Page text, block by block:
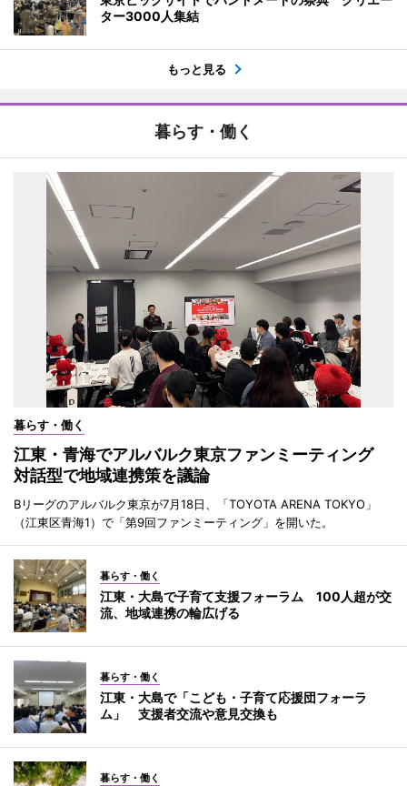
ター3000人集結
もっと見る
暮らす・働く
暮らす・働く
江東・青海でアルバルク東京ファンミーティング
対話型で地域連携策を議論
Bリーグのアルバルク東京が7月18日、「TOYOTA ARENA TOKYO」
（江東区青海1）で「第9回ファンミーティング」を開いた。
暮らす・働く
江東・大島で子育て支援フォーラム 100人超が交
流、地域連携の輪広げる
暮らす・働く
江東・大島で「こども・子育て応援団フォーラ
ム」 支援者交流や意見交換も
暮らす・働く